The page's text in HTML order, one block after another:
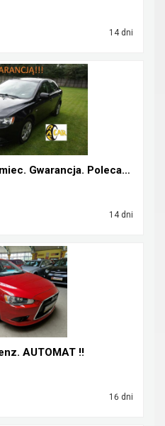
14 dni
Mitsubishi Lancer z Niemiec. Gwarancja. Polecam !!...
14 dni
AUTOMAT !!
16 dni